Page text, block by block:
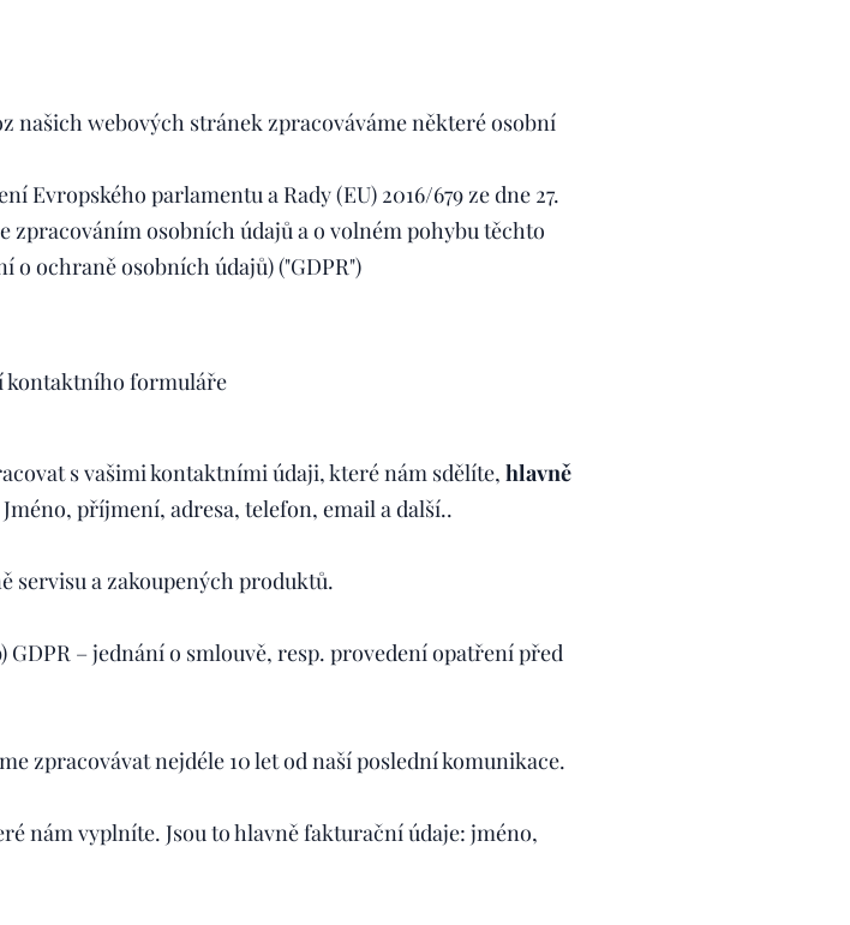
našich webových stránek zpracováváme některé osobní
parlamentu a Rady (EU) 2016/679 ze dne 27.
zpracováním osobních údajů a o volném pohybu těchto
o ochraně osobních údajů) ("GDPR")
kontaktního formuláře
s vašimi kontaktními údaji, které nám sdělíte, hlavně
Jméno, příjmení, adresa, telefon, email a další..
servisu a zakoupených produktů.
GDPR – jednání o smlouvě, resp. provedení opatření před
zpracovávat nejdéle 10 let od naší poslední komunikace.
nám vyplníte. Jsou to hlavně fakturační údaje: jméno,